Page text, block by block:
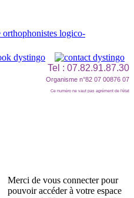
Tel : 07.82.91.87.30
Organisme n°82 07 00876 07
Ce numéro ne vaut pas agrément de l'état
Merci de vous connecter pour
pouvoir accéder à votre espace